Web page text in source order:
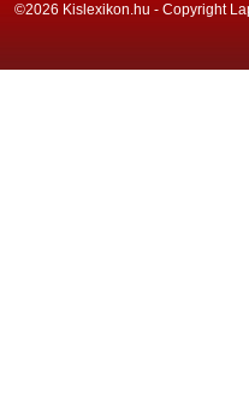
©2026 Kislexikon.hu - Copyright